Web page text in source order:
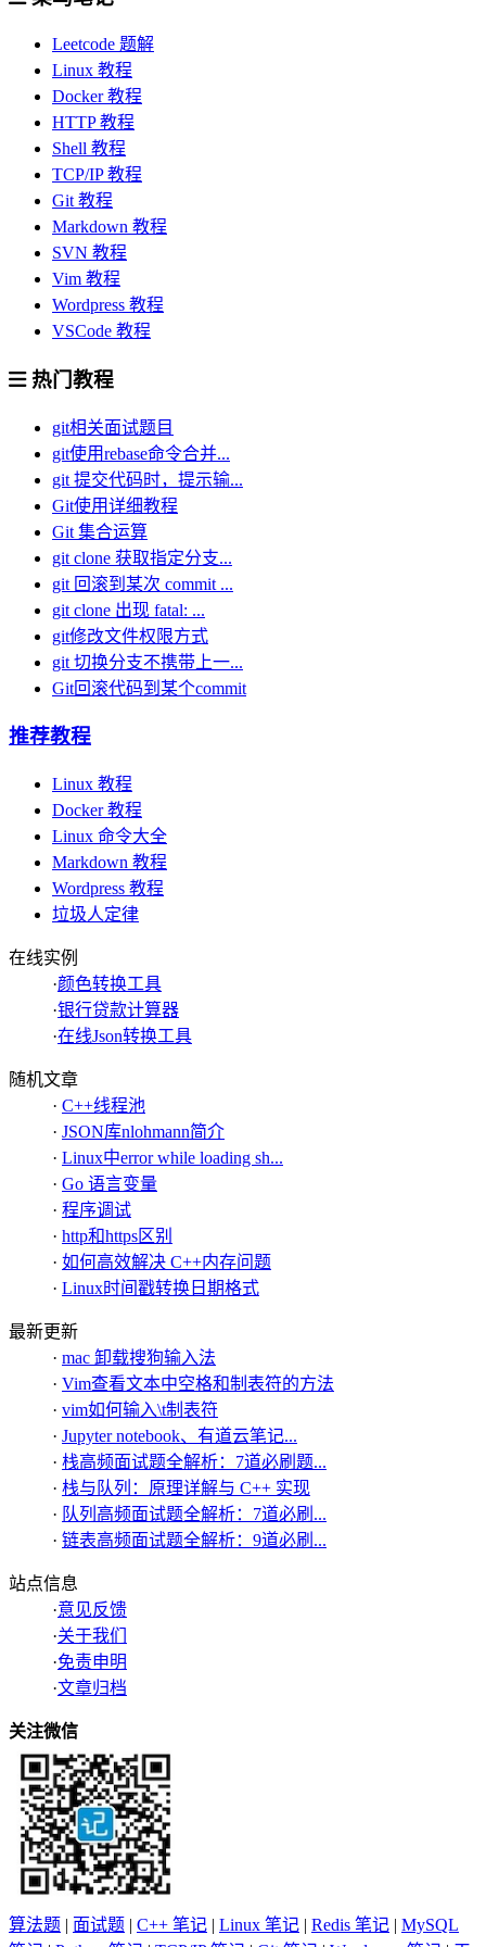
Leetcode 题解
Linux 教程
Docker 教程
HTTP 教程
Shell 教程
TCP/IP 教程
Git 教程
Markdown 教程
SVN 教程
Vim 教程
Wordpress 教程
VSCode 教程
热门教程
git相关面试题目
git使用rebase命令合并...
git 提交代码时，提示输...
Git使用详细教程
Git 集合运算
git clone 获取指定分支...
git 回滚到某次 commit ...
git clone 出现 fatal: ...
git修改文件权限方式
git 切换分支不携带上一...
Git回滚代码到某个commit
推荐教程
Linux 教程
Docker 教程
Linux 命令大全
Markdown 教程
Wordpress 教程
垃圾人定律
在线实例
·颜色转换工具
·银行贷款计算器
·在线Json转换工具
随机文章
· C++线程池
· JSON库nlohmann简介
· Linux中error while loading sh...
· Go 语言变量
· 程序调试
· http和https区别
· 如何高效解决 C++内存问题
· Linux时间戳转换日期格式
最新更新
· mac 卸载搜狗输入法
· Vim查看文本中空格和制表符的方法
· vim如何输入\t制表符
· Jupyter notebook、有道云笔记...
· 栈高频面试题全解析：7道必刷题...
· 栈与队列：原理详解与 C++ 实现
· 队列高频面试题全解析：7道必刷...
· 链表高频面试题全解析：9道必刷...
站点信息
·意见反馈
·关于我们
·免责申明
·文章归档
关注微信
算法题 | 面试题 | C++ 笔记 | Linux 笔记 | Redis 笔记 | MySQL